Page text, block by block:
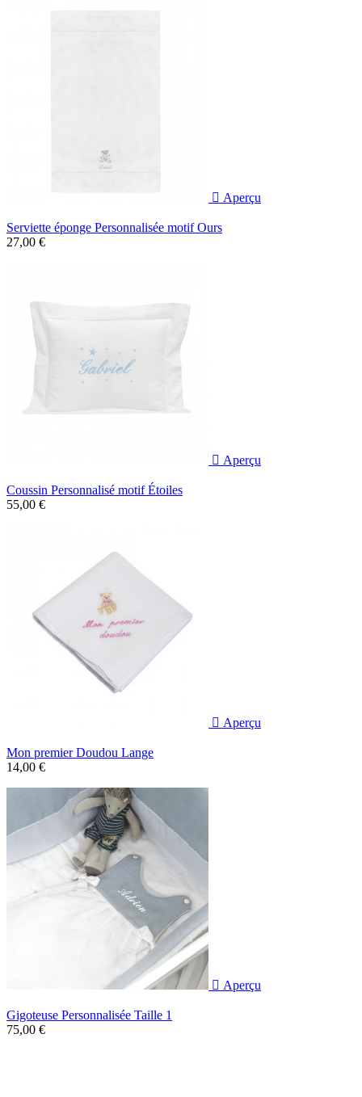
 Aperçu
Serviette éponge Personnalisée motif Ours
27,00 €
 Aperçu
Coussin Personnalisé motif Étoiles
55,00 €
 Aperçu
Mon premier Doudou Lange
14,00 €
 Aperçu
Gigoteuse Personnalisée Taille 1
75,00 €